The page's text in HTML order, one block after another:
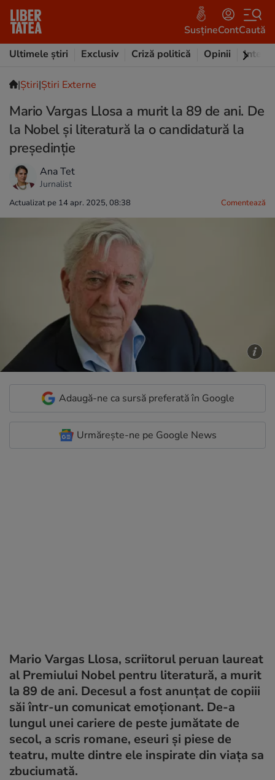
SusțineContCaută
Ultimele știri
Exclusiv Criză politică Opinii
|Ştiri|Știri Externe
Mario Vargas Llosa a murit la 89 de ani. De
la Nobel și literatură la o candidatură la
președinție
Ana Tet
Jurnalist
Actualizat pe 14 apr. 2025, 08:38 Comentează
Adaugă-ne ca sursă preferată în Google
Urmărește-ne pe Google News
Mario Vargas Llosa, scriitorul peruan laureat
al Premiului Nobel pentru literatură, a murit
la 89 de ani. Decesul a fost anunțat de copiii
săi într-un comunicat emoționant. De-a
lungul unei cariere de peste jumătate de
secol, a scris romane, eseuri și piese de
teatru, multe dintre ele inspirate din viața sa
zbuciumată.